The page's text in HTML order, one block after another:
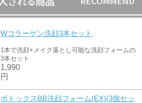
Wコラーゲン洗顔3本セット
1本で洗顔+メイク落とし可能な洗顔フォームの
3本セット
1,990
円
ボトックスBB洗顔フォーム(EX)(3個セッ